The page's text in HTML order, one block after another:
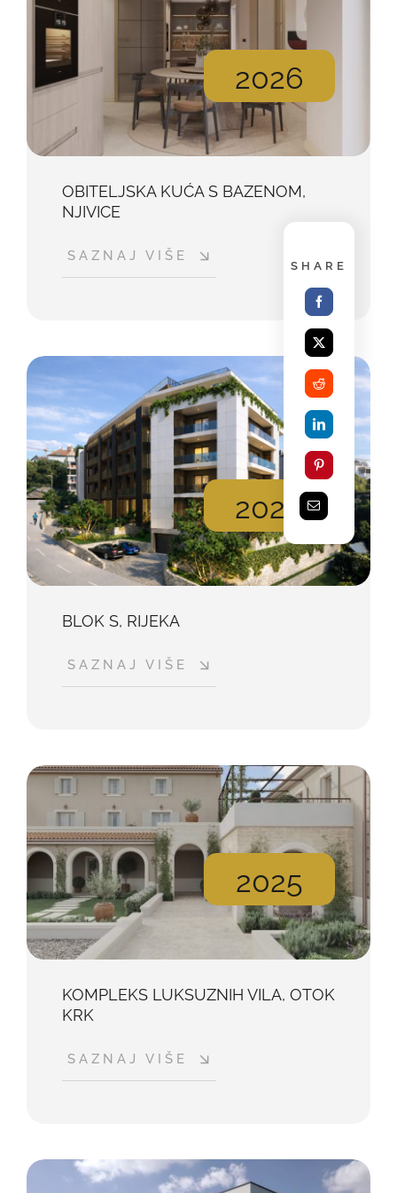
2026
OBITELJSKA KUĆA S BAZENOM,
NJIVICE
SAZNAJ VIŠE
2026
BLOK S, RIJEKA
SAZNAJ VIŠE
2025
KOMPLEKS LUKSUZNIH VILA, OTOK
KRK
SAZNAJ VIŠE
SHARE